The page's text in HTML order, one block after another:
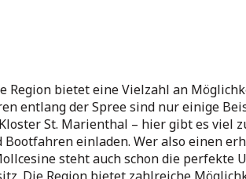
Region bietet eine Vielzahl an
entlang der Spree sind nur einige
St. Marienthal – hier gibt es viel
einladen. Wer also einen
steht auch schon die perfekte